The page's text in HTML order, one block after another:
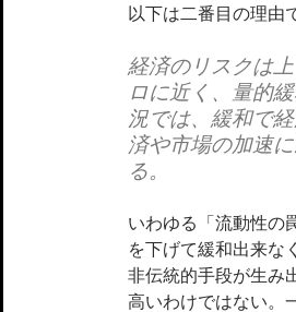
以下は二番目の理由
経済のリスクは
ロに近く、量的
況では、緩和で
済や市場の加速
る。
いわゆる「流動性の
を下げて緩和出来な
非伝統的手段が生み
高いわけではない。